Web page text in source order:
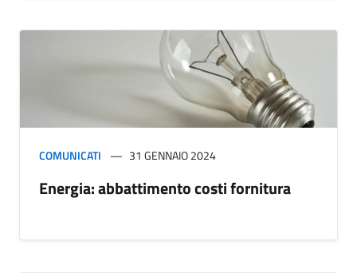
COMUNICATI 31 GENNAIO 2024
Energia: abbattimento costi fornitura